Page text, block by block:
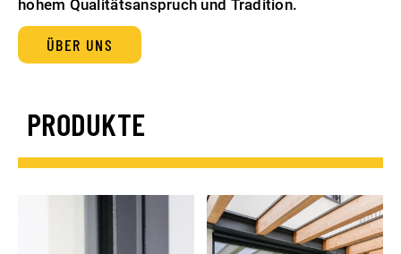
hohem Qualitätsanspruch und Tradition.
ÜBER UNS
PRODUKTE